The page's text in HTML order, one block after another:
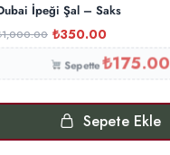
İpeği Şal – Saks
1,000.00 ₺350.00
Sepette₺175.00
Sepete Ekle